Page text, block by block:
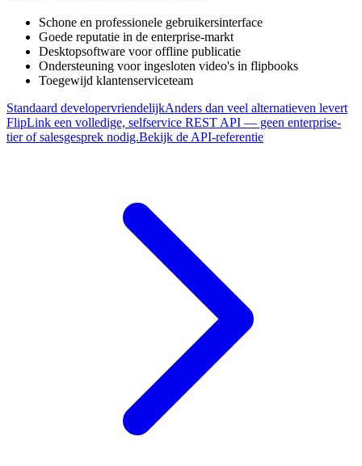
Schone en professionele gebruikersinterface
Goede reputatie in de enterprise-markt
Desktopsoftware voor offline publicatie
Ondersteuning voor ingesloten video's in flipbooks
Toegewijd klantenserviceteam
Standaard developervriendelijkAnders dan veel alternatieven levert
FlipLink een volledige, selfservice REST API — geen enterprise-
tier of salesgesprek nodig.Bekijk de API-referentie